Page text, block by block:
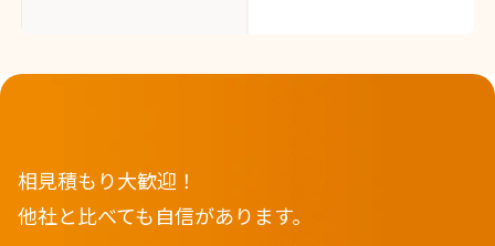
相見積もり大歓迎！
他社と比べても自信があります。